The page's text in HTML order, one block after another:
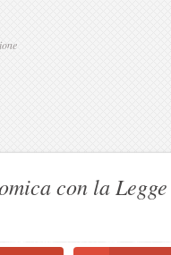
con la Legge